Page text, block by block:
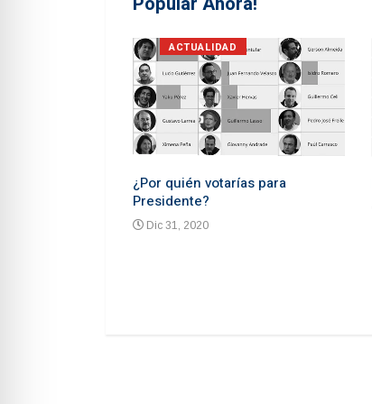
ACTUALIDAD
¿Por quién votarías para
Presidente?
Dic 31, 2020